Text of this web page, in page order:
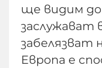
ще видим
заслужават
забелязват
Европа е